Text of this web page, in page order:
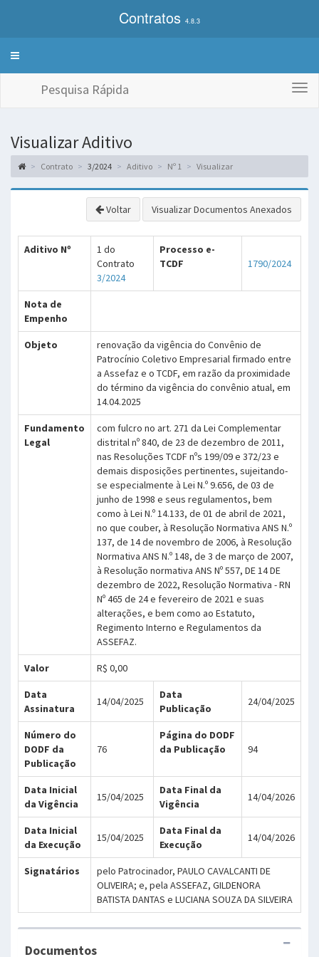
Contratos 4.8.3
Alterna
Pesquisa Rápida
Visualizar Aditivo
Contrato 3/2024 Aditivo Nº 1 Visualizar
Voltar Visualizar Documentos Anexados
Aditivo Nº
1 do
Contrato
3/2024
Processo e-
TCDF
1790/2024
Nota de
Empenho
Objeto
renovação da vigência do Convênio de
Patrocínio Coletivo Empresarial firmado entre
a Assefaz e o TCDF, em razão da proximidade
do término da vigência do convênio atual, em
14.04.2025
Fundamento
Legal
com fulcro no art. 271 da Lei Complementar
distrital nº 840, de 23 de dezembro de 2011,
nas Resoluções TCDF nºs 199/09 e 372/23 e
demais disposições pertinentes, sujeitando-
se especialmente à Lei N.º 9.656, de 03 de
junho de 1998 e seus regulamentos, bem
como à Lei N.º 14.133, de 01 de abril de 2021,
no que couber, à Resolução Normativa ANS N.º
137, de 14 de novembro de 2006, à Resolução
Normativa ANS N.º 148, de 3 de março de 2007,
à Resolução normativa ANS Nº 557, DE 14 DE
dezembro de 2022, Resolução Normativa - RN
Nº 465 de 24 e fevereiro de 2021 e suas
alterações, e bem como ao Estatuto,
Regimento Interno e Regulamentos da
ASSEFAZ.
Valor R$ 0,00
Data
Assinatura
14/04/2025
Data
Publicação
24/04/2025
Número do
DODF da
Publicação
76
Página do DODF
da Publicação
94
Data Inicial
da Vigência
15/04/2025
Data Final da
Vigência
14/04/2026
Data Inicial
da Execução
15/04/2025
Data Final da
Execução
14/04/2026
Signatários
pelo Patrocinador, PAULO CAVALCANTI DE
OLIVEIRA; e, pela ASSEFAZ, GILDENORA
BATISTA DANTAS e LUCIANA SOUZA DA SILVEIRA
Documentos